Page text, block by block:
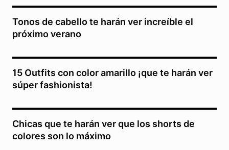
Tonos de cabello te harán ver increíble el
próximo verano
15 Outfits con color amarillo ¡que te harán ver
súper fashionista!
Chicas que te harán ver que los shorts de
colores son lo máximo